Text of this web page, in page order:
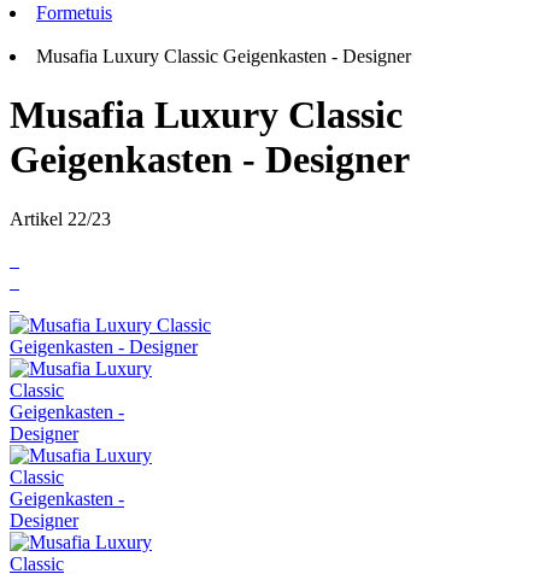
Formetuis
Musafia Luxury Classic Geigenkasten - Designer
Musafia Luxury Classic
Geigenkasten - Designer
Artikel 22/23